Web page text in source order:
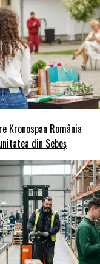
Kronospan România
din Sebeș